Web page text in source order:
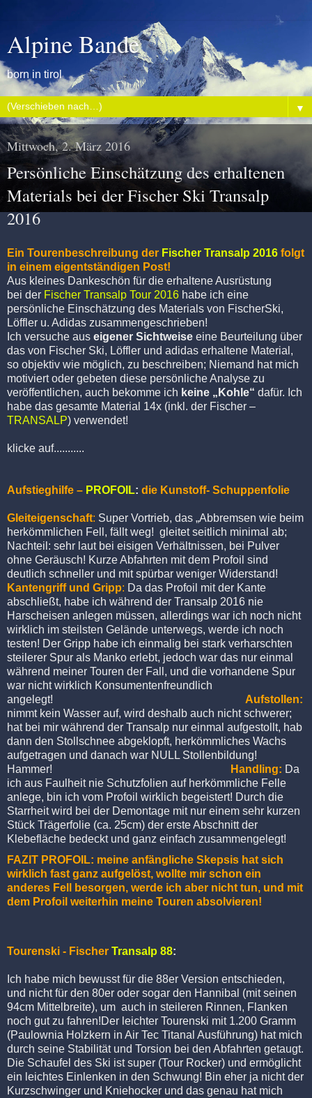
Alpine Bande
born in tirol
▼
Mittwoch, 2. März 2016
Persönliche Einschätzung des erhaltenen
Materials bei der Fischer Ski Transalp
2016
Ein Tourenbeschreibung der Fischer Transalp 2016 folgt
in einem eigentständigen Post!
Aus kleines Dankeschön für die erhaltene Ausrüstung
bei der Fischer Transalp Tour 2016 habe ich eine
persönliche Einschätzung des Materials von FischerSki,
Löffler u. Adidas zusammengeschrieben!
Ich versuche aus eigener Sichtweise eine Beurteilung über
das von Fischer Ski, Löffler und adidas erhaltene Material,
so objektiv wie möglich, zu beschreiben; Niemand hat mich
motiviert oder gebeten diese persönliche Analyse zu
veröffentlichen, auch bekomme ich keine „Kohle“ dafür. Ich
habe das gesamte Material 14x (inkl. der Fischer –
TRANSALP) verwendet!
klicke auf...........
Aufstieghilfe – PROFOIL: die Kunstoff- Schuppenfolie
Gleiteigenschaft: Super Vortrieb, das „Abbremsen wie beim
herkömmlichen Fell, fällt weg! gleitet seitlich minimal ab;
Nachteil: sehr laut bei eisigen Verhältnissen, bei Pulver
ohne Geräusch! Kurze Abfahrten mit dem Profoil sind
deutlich schneller und mit spürbar weniger Widerstand!
Kantengriff und Gripp: Da das Profoil mit der Kante
abschließt, habe ich während der Transalp 2016 nie
Harscheisen anlegen müssen, allerdings war ich noch nicht
wirklich im steilsten Gelände unterwegs, werde ich noch
testen! Der Gripp habe ich einmalig bei stark verharschten
steilerer Spur als Manko erlebt, jedoch war das nur einmal
während meiner Touren der Fall, und die vorhandene Spur
war nicht wirklich Konsumentenfreundlich
angelegt! Aufstollen:
nimmt kein Wasser auf, wird deshalb auch nicht schwerer;
hat bei mir während der Transalp nur einmal aufgestollt, hab
dann den Stollschnee abgeklopft, herkömmliches Wachs
aufgetragen und danach war NULL Stollenbildung!
Hammer!
Handling: Da
ich aus Faulheit nie Schutzfolien auf herkömmliche Felle
anlege, bin ich vom Profoil wirklich begeistert! Durch die
Starrheit wird bei der Demontage mit nur einem sehr kurzen
Stück Trägerfolie (ca. 25cm) der erste Abschnitt der
Klebefläche bedeckt und ganz einfach zusammengelegt!
FAZIT PROFOIL: meine anfängliche Skepsis hat sich
wirklich fast ganz aufgelöst, wollte mir schon ein
anderes Fell besorgen, werde ich aber nicht tun, und mit
dem Profoil weiterhin meine Touren absolvieren!
Tourenski - Fischer Transalp 88:
Ich habe mich bewusst für die 88er Version entschieden,
und nicht für den 80er oder sogar den Hannibal (mit seinen
94cm Mittelbreite), um auch in steileren Rinnen, Flanken
noch gut zu fahren!Der leichter Tourenski mit 1.200 Gramm
(Paulownia Holzkern in Air Tec Titanal Ausführung) hat mich
durch seine Stabilität und Torsion bei den Abfahrten getaugt.
Die Schaufel des Ski ist super (Tour Rocker) und ermöglicht
ein leichtes Einlenken in den Schwung! Bin eher ja nicht der
Kurzschwinger und Kniehocker und das genau hat mich